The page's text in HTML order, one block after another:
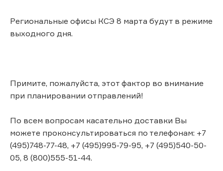
Региональные офисы КСЭ 8 марта будут в режиме
выходного дня.
Примите, пожалуйста, этот фактор во внимание
при планировании отправлений!
По всем вопросам касательно доставки Вы
можете проконсультироваться по телефонам: +7
(495)748-77-48, +7 (495)995-79-95, +7 (495)540-50-
05, 8 (800)555-51-44.